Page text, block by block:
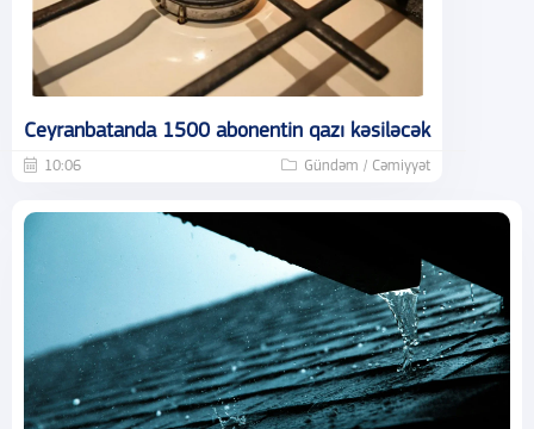
Ceyranbatanda 1500 abonentin qazı kəsiləcək
10:06 Gündəm / Cəmiyyət